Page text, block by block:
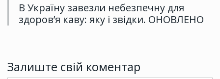
В Україну завезли небезпечну для
здоров’я каву: яку і звідки. ОНОВЛЕНО
Залиште свій коментар